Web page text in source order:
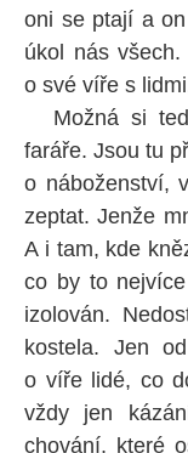
oni se ptají a
úkol nás
o své víře s
Možná si
faráře. Jsou tu
o náboženství,
zeptat. Jenže
A i tam, kde
co by to
izolován.
kostela. Jen
o víře lidé, co
vždy jen
chování, které